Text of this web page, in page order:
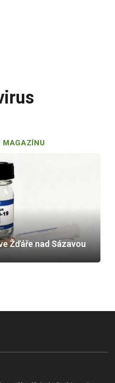
MAGAZÍNU
Žďáře nad Sázavou